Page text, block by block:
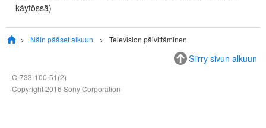
käytössä)
Näin pääset alkuun Television päivittäminen
Siirry sivun alkuun
C-733-100-51(2)
Copyright 2016 Sony Corporation